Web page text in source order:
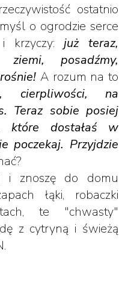
ostatnio
o ogrodzie serce
krzyczy:już teraz,
posadźmy,
A rozum na to
cierpliwości, na
Teraz sobie posiej
które dostałaś w
poczekaj. Przyjdzie
i znoszę do domu
łąki, robaczki
te "chwasty"
z cytryną i świeżą